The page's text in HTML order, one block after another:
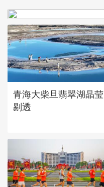
青海大柴旦翡翠湖晶莹
剔透